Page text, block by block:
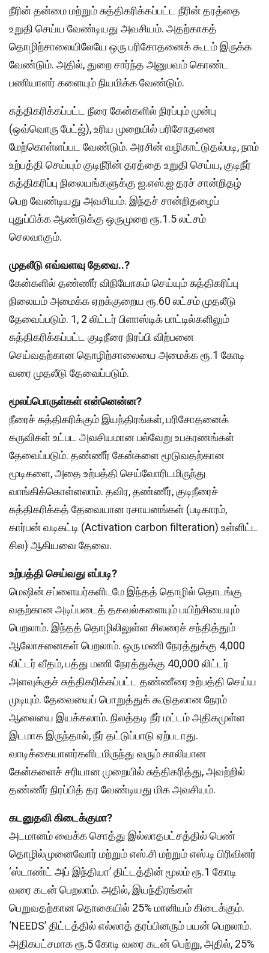
நீரின் தன்மை மற்றும் சுத்திகரிக்கப்பட்ட நீரின் தரத்தை
உறுதி செய்ய வேண்டியது அவசியம். அதற்காகத்
தொழிற்சாலையிலேயே ஒரு பரிசோதனைக் கூடம் இருக்க
வேண்டும். அதில், துறை சார்ந்த அனுபவம் கொண்ட
பணியாளர் களையும் நியமிக்க வேண்டும்.
சுத்திகரிக்கப்பட்ட நீரை கேன்களில் நிரப்பும் முன்பு
(ஒவ்வொரு பேட்ஜ்), உரிய முறையில் பரிசோதனை
மேற்கொள்ளப்பட வேண்டும். அரசின் வழிகாட்டுதல்படி, நாம்
உற்பத்தி செய்யும் குடிநீரின் தரத்தை உறுதி செய்ய, குடிநீர்
சுத்திகரிப்பு நிலையங்களுக்கு ஐ.எஸ்.ஐ தரச் சான்றிதழ்
பெற வேண்டியது அவசியம். இந்தச் சான்றிதழைப்
புதுப்பிக்க ஆண்டுக்கு ஒருமுறை ரூ.1.5 லட்சம்
செலவாகும்.
முதலீடு எவ்வளவு தேவை..?
கேன்களில் தண்ணீர் விநியோகம் செய்யும் சுத்திகரிப்பு
நிலையம் அமைக்க ஏறக்குறைய ரூ.60 லட்சம் முதலீடு
தேவைப்படும். 1, 2 லிட்டர் பிளாஸ்டிக் பாட்டில்களிலும்
சுத்திகரிக்கப்பட்ட குடிநீரை நிரப்பி விற்பனை
செய்வதற்கான தொழிற்சாலையை அமைக்க ரூ.1 கோடி
வரை முதலீடு தேவைப்படும்.
மூலப்பொருள்கள் என்னென்ன?
நீரைச் சுத்திகரிக்கும் இயந்திரங்கள், பரிசோதனைக்
கருவிகள் உட்பட அவசியமான பல்வேறு உபகரணங்கள்
தேவைப்படும். தண்ணீர் கேன்களை மூடுவதற்கான
மூடிகளை, அதை உற்பத்தி செய்வோரிடமிருந்து
வாங்கிக்கொள்ளலாம். தவிர, தண்ணீர், குடிநீரைச்
சுத்திகரிக்கத் தேவையான ரசாயனங்கள் (படிகாரம்,
கார்பன் வடிகட்டி (Activation carbon filteration) உள்ளிட்ட
சில) ஆகியவை தேவை.
உற்பத்தி செய்வது எப்படி?
மெஷின் சப்ளையர்களிடமே இந்தத் தொழில் தொடங்கு
வதற்கான அடிப்படைத் தகவல்களையும் பயிற்சியையும்
பெறலாம். இந்தத் தொழிலிலுள்ள சிலரைச் சந்தித்தும்
ஆலோசனைகள் பெறலாம். ஒரு மணி நேரத்துக்கு 4,000
லிட்டர் வீதம், பத்து மணி நேரத்துக்கு 40,000 லிட்டர்
அளவுக்குச் சுத்திகரிக்கப்பட்ட தண்ணீரை உற்பத்தி செய்ய
முடியும். தேவையைப் பொறுத்துக் கூடுதலான நேரம்
ஆலையை இயக்கலாம். நிலத்தடி நீர் மட்டம் அதிகமுள்ள
இடமாக இருந்தால், நீர் தட்டுப்பாடு ஏற்படாது.
வாடிக்கையாளர்களிடமிருந்து வரும் காலியான
கேன்களைச் சரியான முறையில் சுத்திகரித்து, அவற்றில்
தண்ணீர் நிரப்பித் தர வேண்டியது மிக அவசியம்.
கடனுதவி கிடைக்குமா?
அடமானம் வைக்க சொத்து இல்லாதபட்சத்தில் பெண்
தொழில்முனைவோர் மற்றும் எஸ்.சி மற்றும் எஸ்.டி பிரிவினர்
‘ஸ்டாண்ட் அப் இந்தியா’ திட்டத்தின் மூலம் ரூ.1 கோடி
வரை கடன் பெறலாம். அதில், இயந்திரங்கள்
பெறுவதற்கான தொகையில் 25% மானியம் கிடைக்கும்.
‘NEEDS’ திட்டத்தில் எல்லாத் தரப்பினரும் பயன் பெறலாம்.
அதிகபட்சமாக ரூ.5 கோடி வரை கடன் பெற்று, அதில், 25%